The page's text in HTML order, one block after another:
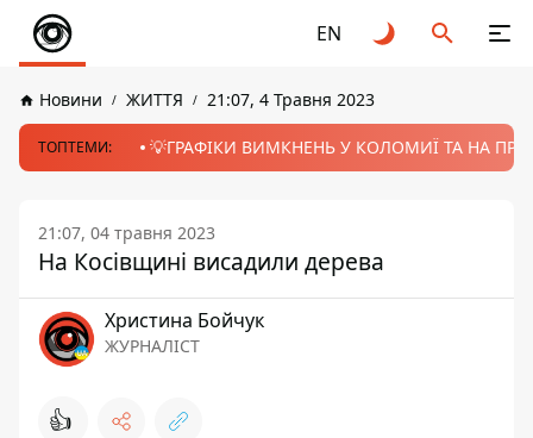
EN
Новини ЖИТТЯ 21:07, 4 Травня 2023
ТОПТЕМИ: 💡ГРАФІКИ ВИМКНЕНЬ У КОЛОМИЇ ТА НА
21:07, 04 травня 2023
На Косівщині висадили дерева
Христина Бойчук
ЖУРНАЛІСТ
👍